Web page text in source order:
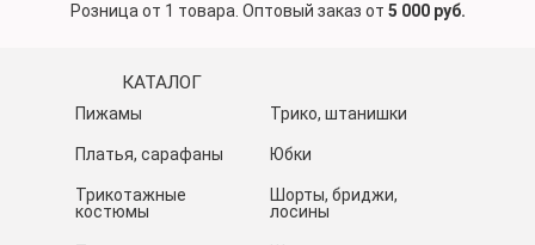
Розница от 1 товара. Оптовый заказ от 5 000 руб.
КАТАЛОГ
Пижамы
Платья, сарафаны
Трикотажные
костюмы
Трико, штанишки
Юбки
Шорты, бриджи,
лосины